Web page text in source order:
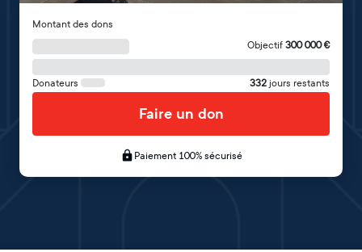
Montant des dons
Objectif 300 000€
Donateurs 332 jours restants
Faire un don
Paiement 100% sécurisé